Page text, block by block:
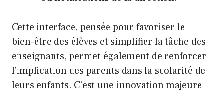
Cette interface, pensée pour favoriser le
bien-être des élèves et simplifier la tâche des
enseignants, permet également de renforcer
l’implication des parents dans la scolarité de
leurs enfants. C’est une innovation majeure